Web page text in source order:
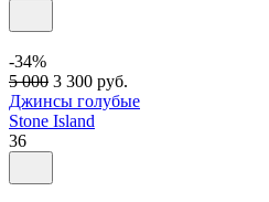
-34%
5 000 3 300 руб.
Джинсы голубые
Stone Island
36